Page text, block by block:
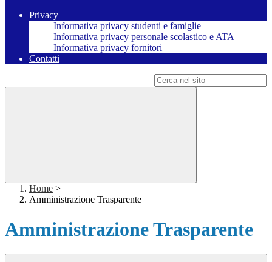
Privacy
Informativa privacy studenti e famiglie
Informativa privacy personale scolastico e ATA
Informativa privacy fornitori
Contatti
Home >
Amministrazione Trasparente
Amministrazione Trasparente